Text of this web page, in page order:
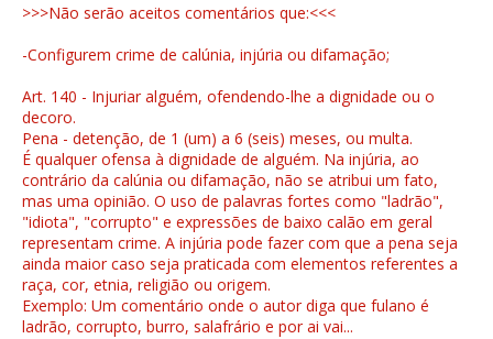
>>>Não serão aceitos comentários que:<<<
-Configurem crime de calúnia, injúria ou difamação;
Art. 140 - Injuriar alguém, ofendendo-lhe a dignidade ou o
decoro.
Pena - detenção, de 1 (um) a 6 (seis) meses, ou multa.
É qualquer ofensa à dignidade de alguém. Na injúria, ao
contrário da calúnia ou difamação, não se atribui um fato,
mas uma opinião. O uso de palavras fortes como "ladrão",
"idiota", "corrupto" e expressões de baixo calão em geral
representam crime. A injúria pode fazer com que a pena seja
ainda maior caso seja praticada com elementos referentes a
raça, cor, etnia, religião ou origem.
Exemplo: Um comentário onde o autor diga que fulano é
ladrão, corrupto, burro, salafrário e por ai vai...